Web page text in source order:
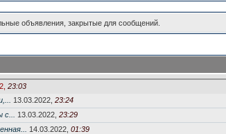
объявления, закрытые для сообщений.
23:03
13.03.2022, 23:24
13.03.2022, 23:29
14.03.2022, 01:39